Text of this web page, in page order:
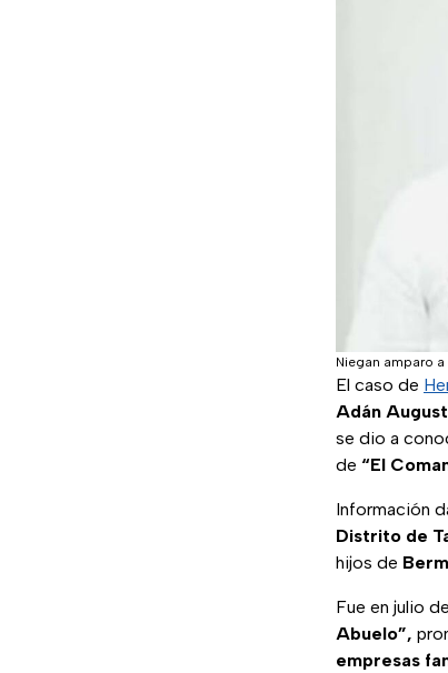
Niegan amparo
El caso de
Adán
se dio a
de “El
Información
Distrito de
hijos de
Fue en julio
Abuelo”,
empresas